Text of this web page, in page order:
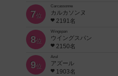
7位
Carcassonne
カルカソンヌ
2191名
8位
Wingspan
ウイングスパン
2150名
9位
Azul
アズール
1903名